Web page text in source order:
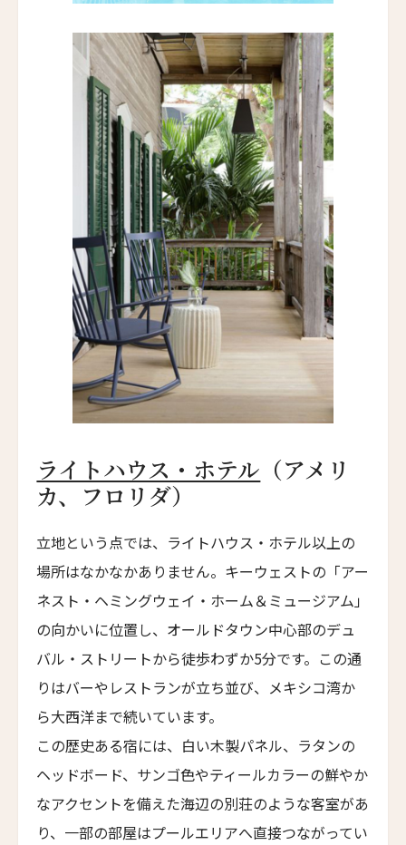
ザ・スターヴランド・ロシアンリバー・バレー
The Stavrand Russian River Valley
オナーリゾート・ユンシュ・ダリ
Honor Resort Yun Shu Dali
ハンジョウ・ムーショウ・シーシー・ホテル
Hangzhou Muh Shoou Xixi Hotel
ユイテュン・マンション
YiuTeung Mansion
ポッケイ・ホテル・シャオシン
POKKEI Hotel Shaoxing
リーウ・ハウス
Leeu House
ル・カルティエ・フランセ
Le Quartier Français
ザ・フェザーズ・ホテル
川奈ホテルゴルフコース
Kawana Hotel & Golf Course
ジーヴァ・ホア・ルー・リトリート
Jiva Hoa Lu Retreat
タル・ヴィラズ・レヴィータ
Taru Villas Levita
ロンティン・ヴィンヤード・ホテル
ロン・リトリート&スパ
バーレ・リゾート・ゴア
ベルタム・ウェルネス スパ＆ヴィラズ
ライトハウス・ホテル （アメリ
カ、フロリダ）
立地という点では、ライトハウス・ホテル以上の
場所はなかなかありません。キーウェストの「アー
ネスト・ヘミングウェイ・ホーム＆ミュージアム」
の向かいに位置し、オールドタウン中心部のデュ
バル・ストリートから徒歩わずか5分です。この通
りはバーやレストランが立ち並び、メキシコ湾か
ら大西洋まで続いています。
この歴史ある宿には、白い木製パネル、ラタンの
ヘッドボード、サンゴ色やティールカラーの鮮やか
なアクセントを備えた海辺の別荘のような客室があ
り、一部の部屋はプールエリアへ直接つながってい
ニュースレター登録
名前（ローマ字）*
First
Eメール *
送信
閉じる